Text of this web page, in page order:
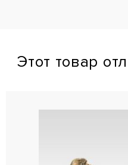
Этот товар